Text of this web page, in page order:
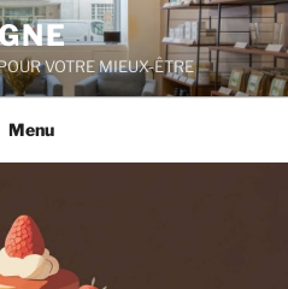
VOTRE MIEUX-ÊTRE
Menu